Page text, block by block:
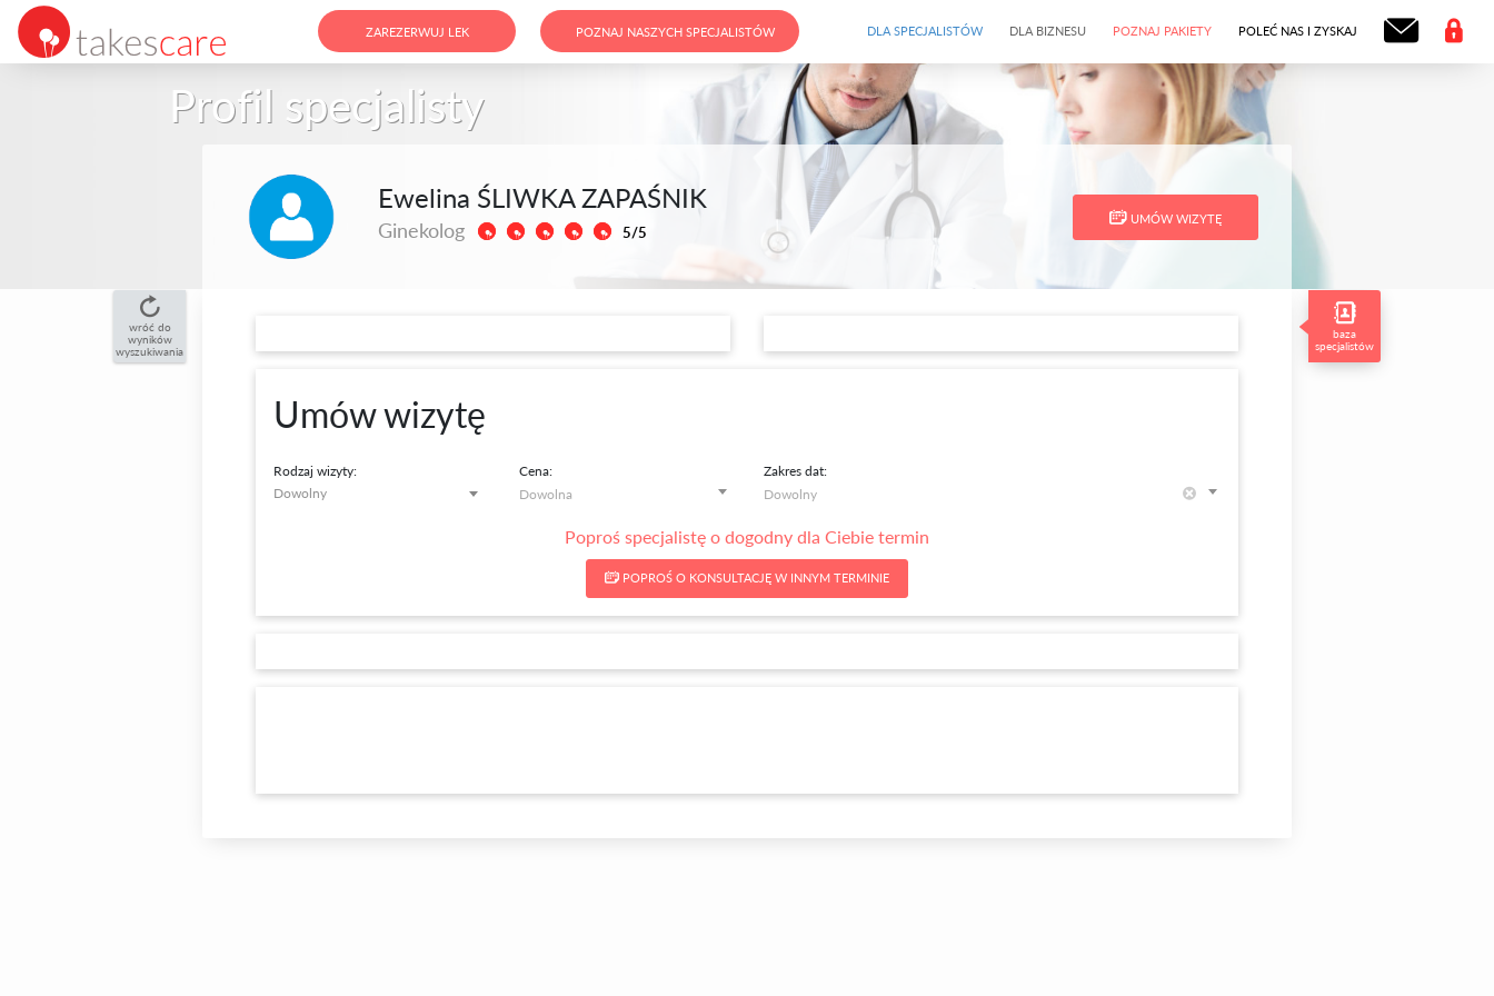
ZAREZERWUJ LEK POZNAJ NASZYCH SPECJALISTÓW DLA SPECJALISTÓW DLA BIZNESU POZNAJ PAKIETY POLEĆ NAS I ZYSKAJ
Profil specjalisty
Ewelina ŚLIWKA ZAPAŚNIK
Ginekolog 5/5
UMÓW WIZYTĘ
wróć do
wyników
wyszukiwania
Umów wizytę
Rodzaj wizyty:
Dowolny
Cena: Zakres dat:
Poproś specjalistę o dogodny dla Ciebie termin
POPROŚ O KONSULTACJĘ W INNYM TERMINIE
baza
specjalistów